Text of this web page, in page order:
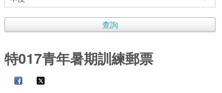
特017青年暑期訓練郵票